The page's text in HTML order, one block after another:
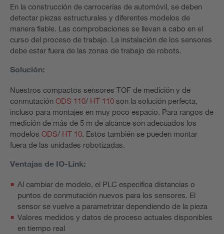
En la construcción de carrocerías de automóvil, se deben
detectar piezas estructurales y diferentes modelos de
manera fiable. Las comprobaciones se llevan a cabo en el
curso del proceso de trabajo. La instalación de los sensores
debe estar fuera de las zonas de trabajo de robots.
Solución:
Nuestros compactos sensores TOF de medición y de
conmutación ODS 110/ HT 110 son la solución perfecta,
incluso para montajes en muy poco espacio. Para rangos de
medición de más de 5 m de alcance son adecuados los
modelos ODS/ HT 10. Estos también se pueden montar
fuera de las unidades robotizadas.
Ventajas de IO-Link:
Al cambiar de modelo, el PLC especifica distancias o
puntos de conmutación nuevos para los sensores. El
sensor se vuelve a parametrizar dependiendo de la pieza
Valores medidos y datos de proceso actuales disponibles
en tiempo real